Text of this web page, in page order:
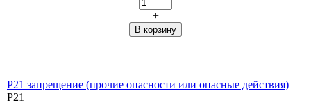
+
P21 запрещение (прочие опасности или опасные действия)
P21